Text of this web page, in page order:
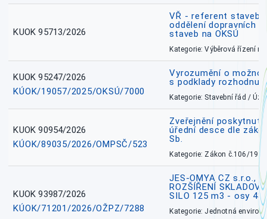
KUOK 95713/2026
VŘ - referent
oddělení dopravních
staveb na OKSÚ
Kategorie: Výběrová řízení
KUOK 95247/2026
KÚOK/19057/2025/OKSÚ/7000
Vyrozumění o
s podklady rozhodnutí
Kategorie: Stavební řád /
KUOK 90954/2026
KÚOK/89035/2026/OMPSČ/523
Zveřejnění
úřední desce dle
Sb.
Kategorie: Zákon č.106/1999
KUOK 93987/2026
KÚOK/71201/2026/OŽPZ/7288
JES-OMYA CZ s.r.o.,
ROZŠÍŘENÍ
SILO 125 m3 - osy
Kategorie: Jednotná